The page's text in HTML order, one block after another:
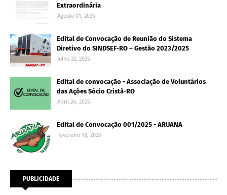
Extraordinária
Agosto 01, 2025
Edital de Convocação de Reunião do Sistema
Diretivo do SINDSEF-RO – Gestão 2023/2025
Julho 22, 2025
Edital de convocação - Associação de Voluntários
das Ações Sócio Cristã-RO
Abril 24, 2025
Edital de Convocação 001/2025 - ARUANA
Fevereiro 18, 2025
PUBLICIDADE